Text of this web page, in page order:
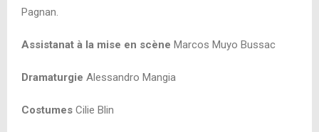
Pagnan.
Assistanat à la mise en scène Marcos Muyo Bussac
Dramaturgie Alessandro Mangia
Costumes Cilie Blin